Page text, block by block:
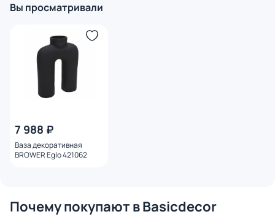
Вы просматривали
7 988 ₽
Ваза декоративная
BROWER Eglo 421062
Почему покупают в Basicdecor